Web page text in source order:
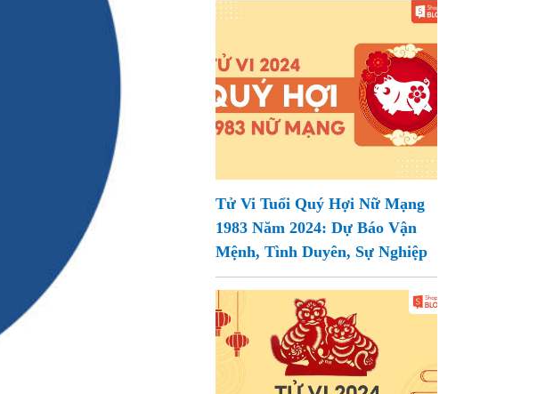
Tử Vi Tuổi Quý Hợi Nữ Mạng
1983 Năm 2024: Dự Báo Vận
Mệnh, Tình Duyên, Sự Nghiệp